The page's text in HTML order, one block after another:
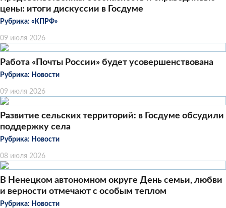
цены: итоги дискуссии в Госдуме
Рубрика: «КПРФ»
09 июля 2026
Работа «Почты России» будет усовершенствована
Рубрика: Новости
09 июля 2026
Развитие сельских территорий: в Госдуме обсудили
поддержку села
Рубрика: Новости
08 июля 2026
В Ненецком автономном округе День семьи, любви
и верности отмечают с особым теплом
Рубрика: Новости